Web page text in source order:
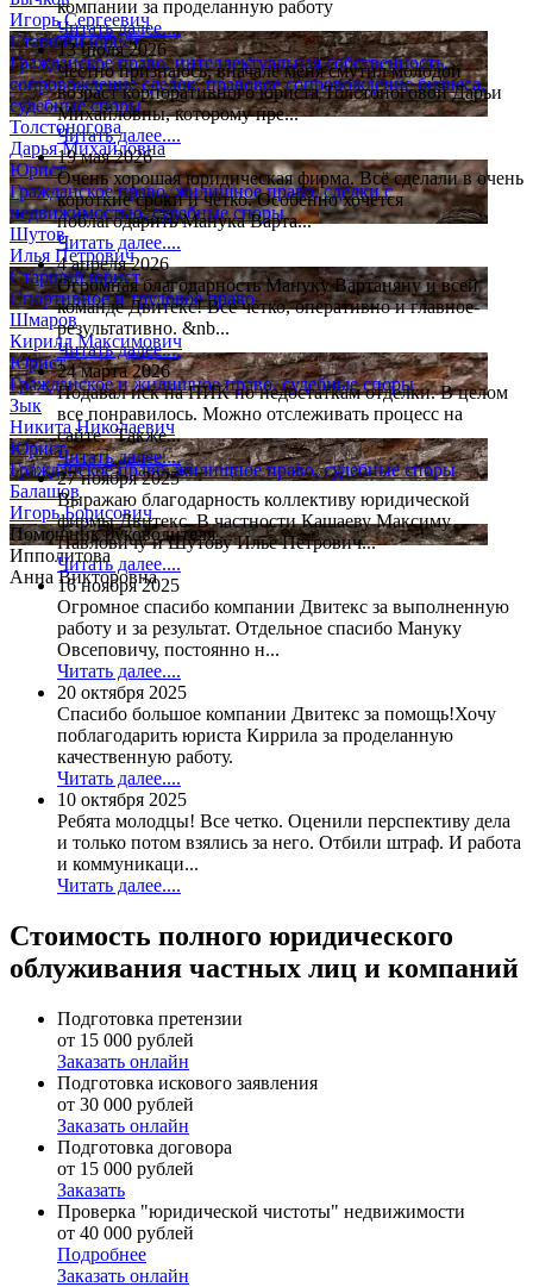
Игорь Сергеевич
Старший юрист
Гражданское право, интеллектуальная собственность,
сопровождение сделок, правовое сопровождение бизнеса,
судебные споры
Толстоногова
Дарья Михайловна
Юрист
Гражданское право, жилищное право, сделки с
недвижимостью, судебные споры
Шутов
Илья Петрович
Старший юрист
Спортивное и трудовое право
Шмаров
Кирилл Максимович
Юрист
Гражданское и жилищное право, судебные споры
Зык
Никита Николаевич
Юрист
Гражданское право, жилищное право, судебные споры
Балашов
Игорь Борисович
Помощник руководителя
Ипполитова
Анна Викторовна
компании за проделанную работу
Читать далее....
13 июля 2026
Честно признаюсь, вначале меня смутил молодой
возраст корпоративного юриста Толстоноговой Дарьи
Михайловны, которому пре...
Читать далее....
19 мая 2026
Очень хорошая юридическая фирма. Всё сделали в очень
короткие сроки и чётко. Особенно хочется
поблагодарить Манука Варта...
Читать далее....
4 апреля 2026
Огромная благодарность Мануку Вартаняну и всей
команде Двитекс! Все четко, оперативно и главное-
результативно. &nb...
Читать далее....
24 марта 2026
Подавал иск на ПИК по недостаткам отделки. В целом
все понравилось. Можно отслеживать процесс на
сайте. Также...
Читать далее....
27 ноября 2025
Выражаю благодарность коллективу юридической
фирмы Двитекс. В частности Кашаеву Максиму
Павловичу и Шутову Илье Петрович...
Читать далее....
16 ноября 2025
Огромное спасибо компании Двитекс за выполненную
работу и за результат. Отдельное спасибо Мануку
Овсеповичу, постоянно н...
Читать далее....
20 октября 2025
Спасибо большое компании Двитекс за помощь!Хочу
поблагодарить юриста Киррила за проделанную
качественную работу.
Читать далее....
10 октября 2025
Ребята молодцы! Все четко. Оценили перспективу дела
и только потом взялись за него. Отбили штраф. И работа
и коммуникаци...
Читать далее....
Стоимость полного юридического
облуживания частных лиц и компаний
Подготовка претензии
от 15 000 рублей
Заказать онлайн
Подготовка искового заявления
от 30 000 рублей
Заказать онлайн
Подготовка договора
от 15 000 рублей
Заказать
Проверка "юридической чистоты" недвижимости
от 40 000 рублей
Подробнее
Заказать онлайн